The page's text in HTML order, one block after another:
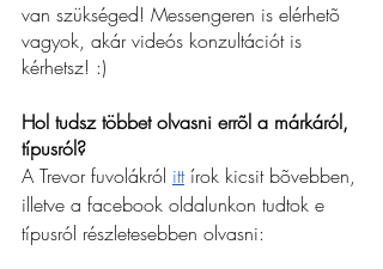
van szükséged! Messengeren is elérhetõ
vagyok, akár videós konzultációt is
kérhetsz! :)
Hol tudsz többet olvasni errõl a márkáról,
típusról?
A Trevor fuvolákról itt írok kicsit bõvebben,
illetve a facebook oldalunkon tudtok e
típusról részletesebben olvasni: